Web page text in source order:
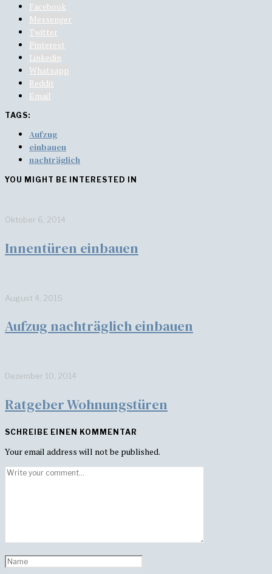
Facebook
Messenger
Twitter
Pinterest
Linkedin
Whatsapp
Reddit
Email
TAGS:
Aufzug
einbauen
nachträglich
YOU MIGHT BE INTERESTED IN
Oktober 6, 2014
Innentüren einbauen
August 4, 2015
Aufzug nachträglich einbauen
Dezember 10, 2014
Ratgeber Wohnungstüren
SCHREIBE EINEN KOMMENTAR
Your email address will not be published.